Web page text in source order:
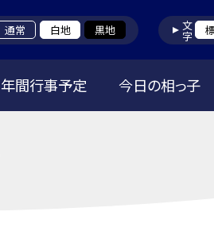
通常 白地 黒地 文字
年間行事予定 今日の相っ子